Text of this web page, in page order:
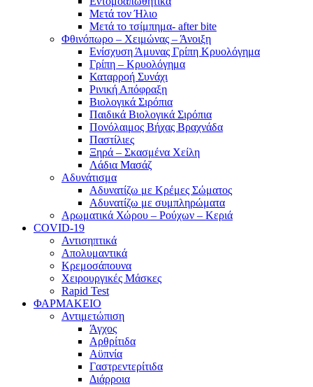
Μετά τον Ήλιο
Μετά το τσίμπημα- after bite
Φθινόπωρο – Χειμώνας – Άνοιξη
Ενίσχυση Άμυνας Γρίπη Κρυολόγημα
Γρίπη – Κρυολόγημα
Καταρροή Συνάχι
Ρινική Απόφραξη
Βιολογικά Σιρόπια
Παιδικά Βιολογικά Σιρόπια
Πονόλαιμος Βήχας Βραχνάδα
Παστίλιες
Ξηρά – Σκασμένα Χείλη
Λάδια Μασάζ
Αδυνάτισμα
Αδυνατίζω με Κρέμες Σώματος
Αδυνατίζω με συμπληρώματα
Αρωματικά Χώρου – Ρούχων – Κεριά
COVID-19
Αντισηπτικά
Απολυμαντικά
Κρεμοσάπουνα
Χειρουργικές Μάσκες
Rapid Test
ΦΑΡΜΑΚΕΙΟ
Αντιμετώπιση
Άγχος
Αρθρίτιδα
Αϋπνία
Γαστρεντερίτιδα
Διάρροια